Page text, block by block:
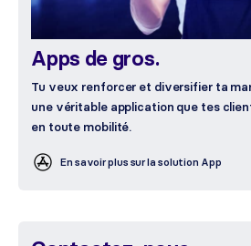
Apps de gros.
Tu veux renforcer et diversifier ta
une véritable application que tes
en toute mobilité.
En savoir plus sur la solution App